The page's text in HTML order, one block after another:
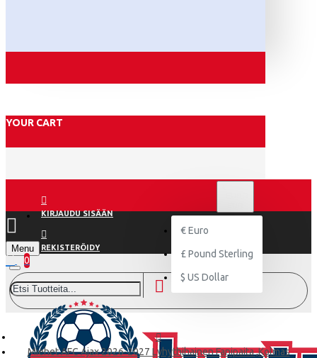
YOUR CART
KIRJAUDU SISÄÄN
REKISTERÖIDY
€ Euro
£ Pound Sterling
$ US Dollar
Menu
0
Miehet AFC Ajax 2026-2027 Lyhythihainen Fanipaita ,Kolmas